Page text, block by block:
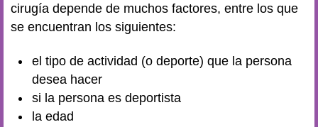
cirugía depende de muchos factores, entre los que
se encuentran los siguientes:
el tipo de actividad (o deporte) que la persona
desea hacer
si la persona es deportista
la edad